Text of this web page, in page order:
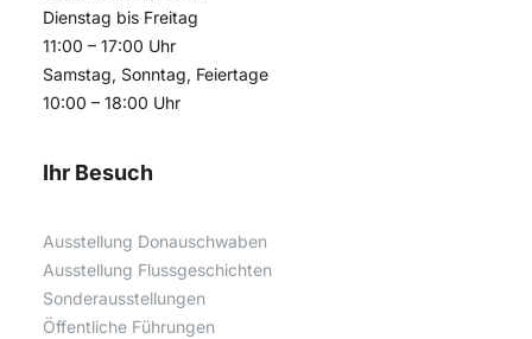
Dienstag bis Freitag
11:00 – 17:00 Uhr
Samstag, Sonntag, Feiertage
10:00 – 18:00 Uhr
Ihr Besuch
Ausstellung Donauschwaben
Ausstellung Flussgeschichten
Sonderausstellungen
Öffentliche Führungen